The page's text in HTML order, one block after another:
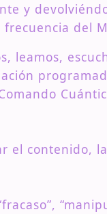
y
frecuencia del
leamos,
el contenido,